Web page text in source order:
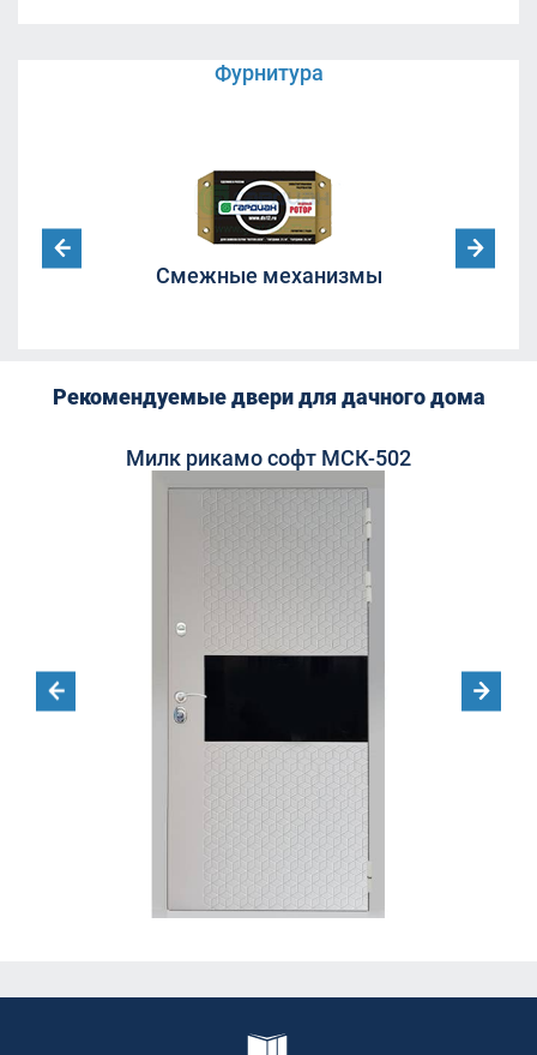
Фурнитура
Смежные механизмы
Рекомендуемые двери для дачного дома
Милк рикамо софт МСК-502